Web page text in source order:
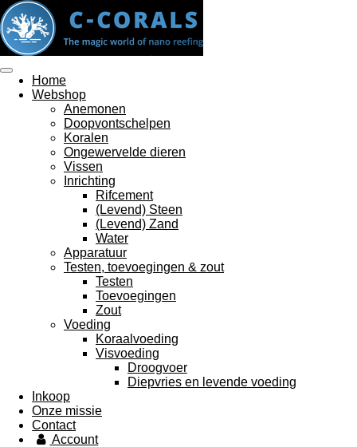
Ga
direct
naar
de
hoofdinhoud
Home
Webshop
Anemonen
Doopvontschelpen
Koralen
Ongewervelde dieren
Vissen
Inrichting
Rifcement
(Levend) Steen
(Levend) Zand
Water
Apparatuur
Testen, toevoegingen & zout
Testen
Toevoegingen
Zout
Voeding
Koraalvoeding
Visvoeding
Droogvoer
Diepvries en levende voeding
Inkoop
Onze missie
Contact
Account